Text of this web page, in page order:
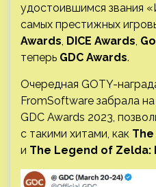
удостоившимся звания
самых престижных
Awards, DICE Awards,
теперь GDC Awards.
Очередная GOTY-
FromSoftware забрала
GDC Awards 2023,
с такими хитами, как
и The Legend of Zelda: